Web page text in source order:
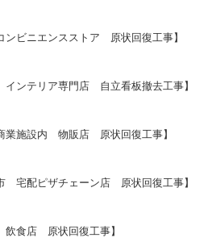
ビニエンスストア 原状回復工事】
ンテリア専門店 自立看板撤去工事】
施設内 物販店 原状回復工事】
宅配ピザチェーン店 原状回復工事】
食店 原状回復工事】